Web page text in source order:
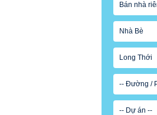
Bán nhà
Nhà Bè
Long Thới
-- Đường /
-- Dự án --